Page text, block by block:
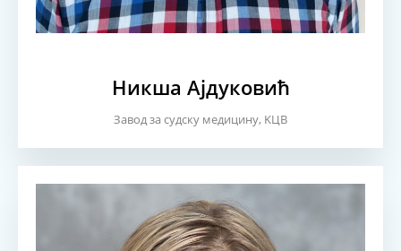
Никша Ајдуковић
Завод за судску медицину, KЦВ